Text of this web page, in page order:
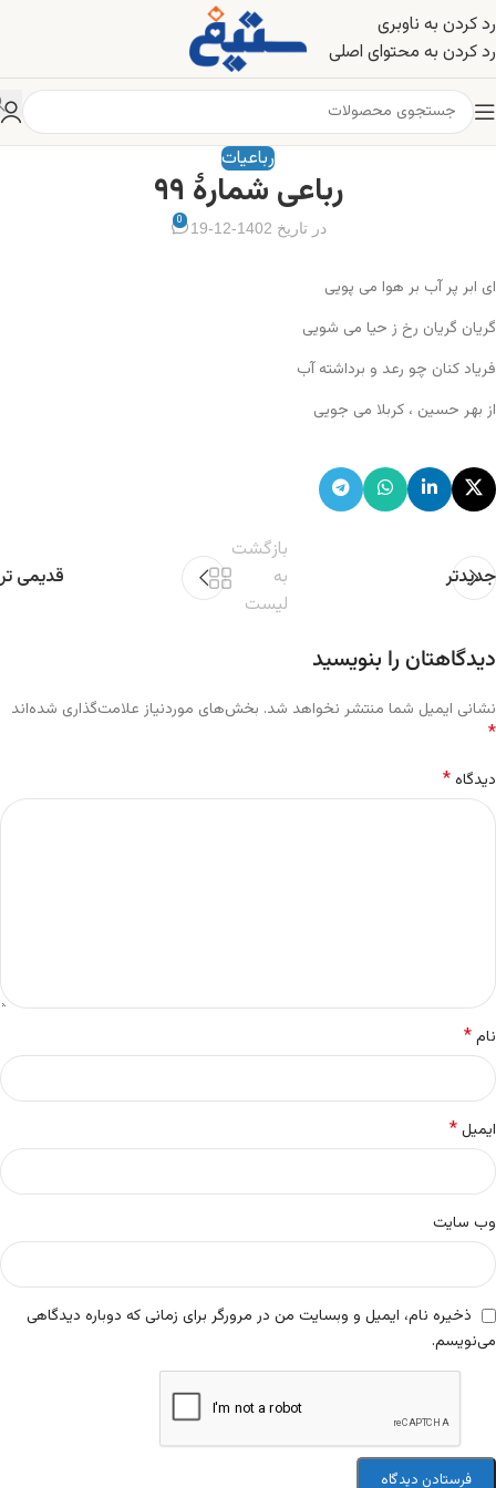
رد کردن به ناوبری
رد کردن به محتوای اصلی
رباعیات
رباعی شمارهٔ ۹۹
در تاریخ 1402-12-19 0
ای ابر پر آب بر هوا می پویی
گریان گریان رخ ز حیا می شویی
فریاد کنان چو رعد و برداشته آب
از بهر حسین ، کربلا می جویی
جدیدتر
بازگشت
به
لیست
قدیمی تر
دیدگاهتان را بنویسید
نشانی ایمیل شما منتشر نخواهد شد. بخش‌های موردنیاز علامت‌گذاری شده‌اند
*
دیدگاه*
نام*
ایمیل*
وب‌ سایت
ذخیره نام، ایمیل و وبسایت من در مرورگر برای زمانی که دوباره دیدگاهی
می‌نویسم.